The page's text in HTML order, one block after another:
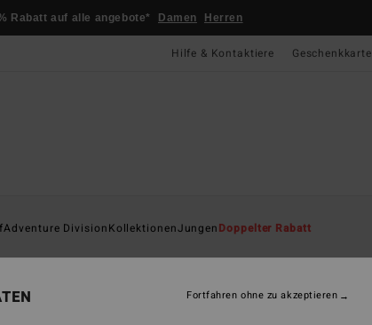
Rabatt auf alle angebote* Damen Herren
Hilfe & Kontaktiere Geschenkkarte
Adventure DivisionKollektionenJungenDoppelter Rabatt
Tides Classic
Fortfahren ohne zu akzeptieren